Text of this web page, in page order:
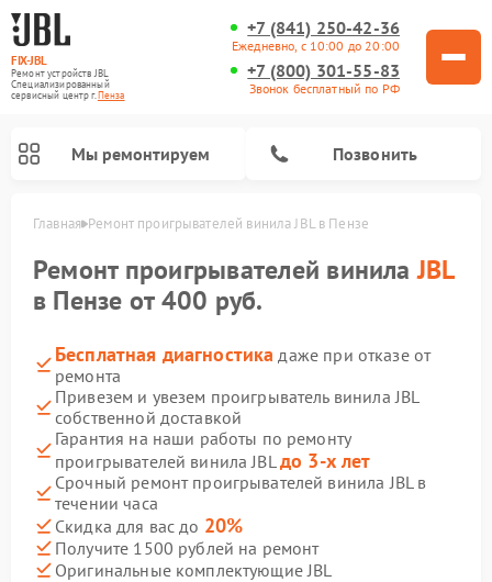
FIX-JBL
Ремонт устройств JBL
Специализированный
cервисный центр г.Пенза
+7 (841) 250-42-36
Ежедневно, с 10:00 до 20:00
+7 (800) 301-55-83
Звонок бесплатный по РФ
Мы ремонтируем Позвонить
Главная Ремонт проигрывателей винила JBL в Пензе
Ремонт проигрывателей винилаJBL
в Пензе от 400 руб.
Бесплатная диагностика даже при отказе от
ремонта
Привезем и увезем проигрыватель винила JBL
собственной доставкой
Гарантия на наши работы по ремонту
проигрывателей винила JBLдо 3-х лет
Срочный ремонт проигрывателей винила JBL в
течении часа
Скидка для вас до 20%
Получите 1500 рублей на ремонт
Оригинальные комплектующие JBL